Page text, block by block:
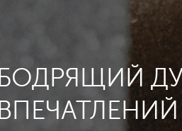
БОДРЯЩИЙ
ВПЕЧАТЛЕНИЙ